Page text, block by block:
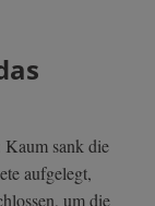
sank die
aufgelegt,
um die